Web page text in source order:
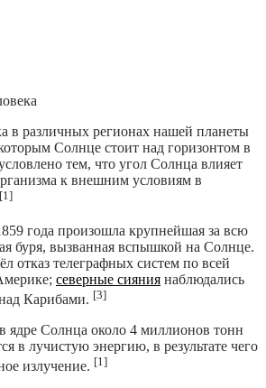
в различных регионах нашей планеты
Солнце стоит над горизонтом в
тем, что угол Солнца влияет
к внешним условиям в
[1]
года произошла крупнейшая за всю
буря, вызванная вспышкой на Солнце.
отказ телеграфных систем по всей
северные сияния наблюдались
Карибами. [3]
ядре Солнца около 4 миллионов тонн
в лучистую энергию, в результате чего
излучение. [1]